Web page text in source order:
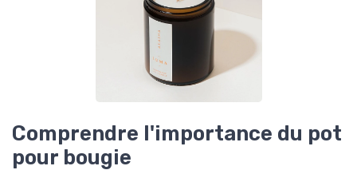
Comprendre l'importance du pot
pour bougie